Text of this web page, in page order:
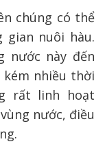
chúng có thể
gian nuôi hàu.
nước này đến
kém nhiều thời
rất linh hoạt
nước, điều